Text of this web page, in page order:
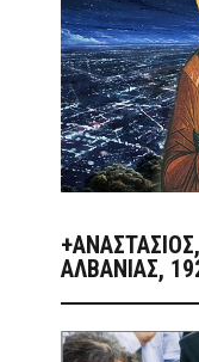
ΑΛΒΑΝΊΑΣ,